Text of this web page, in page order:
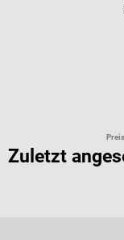
Zuletzt